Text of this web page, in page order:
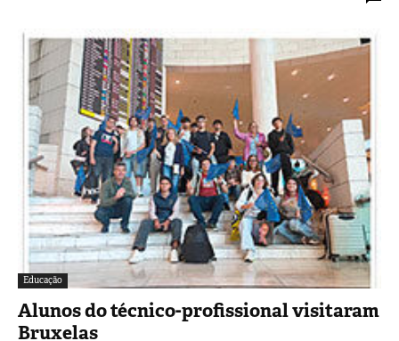
Educação
Alunos do técnico-profissional visitaram
Bruxelas